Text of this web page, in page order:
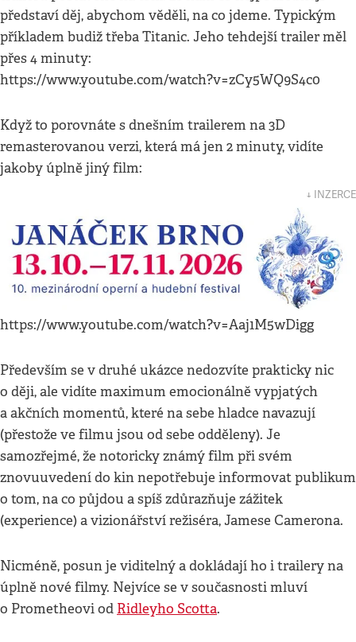
představí děj, abychom věděli, na co jdeme. Typickým
příkladem budiž třeba Titanic. Jeho tehdejší trailer měl
přes 4 minuty:
https://www.youtube.com/watch?v=zCy5WQ9S4c0
Když to porovnáte s dnešním trailerem na 3D
remasterovanou verzi, která má jen 2 minuty, vidíte
jakoby úplně jiný film:
↓ INZERCE
https://www.youtube.com/watch?v=Aaj1M5wDigg
Především se v druhé ukázce nedozvíte prakticky nic
o ději, ale vidíte maximum emocionálně vypjatých
a akčních momentů, které na sebe hladce navazují
(přestože ve filmu jsou od sebe odděleny). Je
samozřejmé, že notoricky známý film při svém
znovuuvedení do kin nepotřebuje informovat publikum
o tom, na co půjdou a spíš zdůrazňuje zážitek
(experience) a vizionářství režiséra, Jamese Camerona.
Nicméně, posun je viditelný a dokládají ho i trailery na
úplně nové filmy. Nejvíce se v současnosti mluví
o Prometheovi od Ridleyho Scotta.